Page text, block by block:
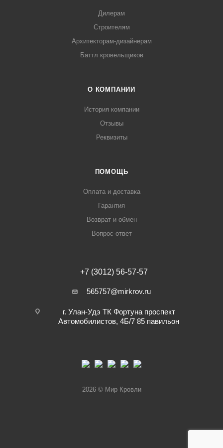
Дилерам
Строителям
Архитекторам-дизайнерам
Баттл кровельщиков
О КОМПАНИИ
История компании
Отзывы
Реквизиты
ПОМОЩЬ
Оплата и доставка
Гарантия
Возврат и обмен
Вопрос-ответ
+7 (3012) 56-57-57
565757@mirkrov.ru
г. Улан-Удэ ​ТК Фортуна​ проспект
Автомобилистов, 4Б/7 ​85 павильон
2026 © Мир Кровли